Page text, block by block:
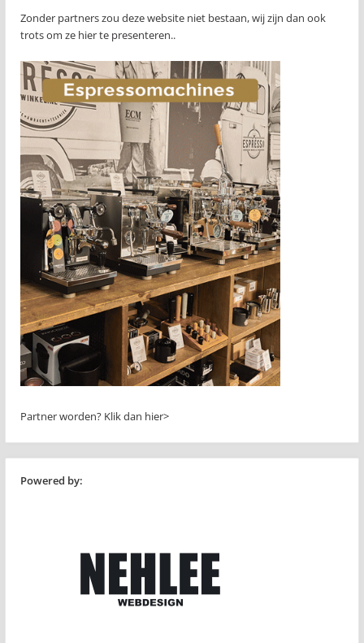
Zonder partners zou deze website niet bestaan, wij zijn dan ook
trots om ze hier te presenteren..
Partner worden? Klik dan hier>
Powered by: